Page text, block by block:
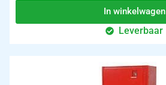
In winkelwagen
Leverbaar